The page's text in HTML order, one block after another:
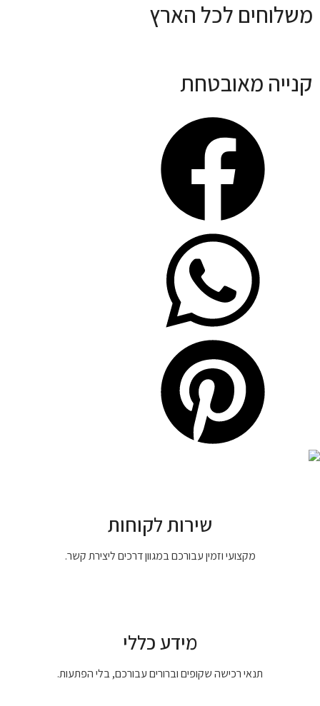
משלוחים לכל הארץ
קנייה מאובטחת
שירות לקוחות
מקצועי וזמין עבורכם במגוון דרכים ליצירת קשר.
מידע כללי
תנאי רכישה שקופים וברורים עבורכם, בלי הפתעות.